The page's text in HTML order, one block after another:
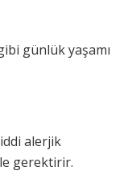
günlük yaşamı
alerjik
gerektirir.